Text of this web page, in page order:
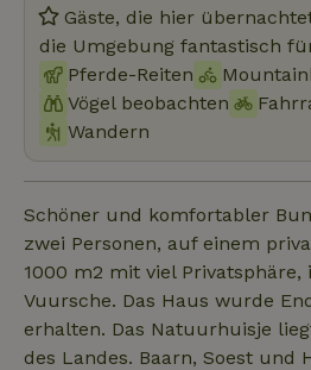
Gäste, die hier
die Umgebung fantastisch
Pferde-Reiten
Vögel beobachten
Wandern
Schöner und komfortabler
zwei Personen, auf einem
1000 m2 mit viel Privatsphäre,
Vuursche. Das Haus wurde
erhalten. Das Natuurhuisje
des Landes. Baarn, Soest und